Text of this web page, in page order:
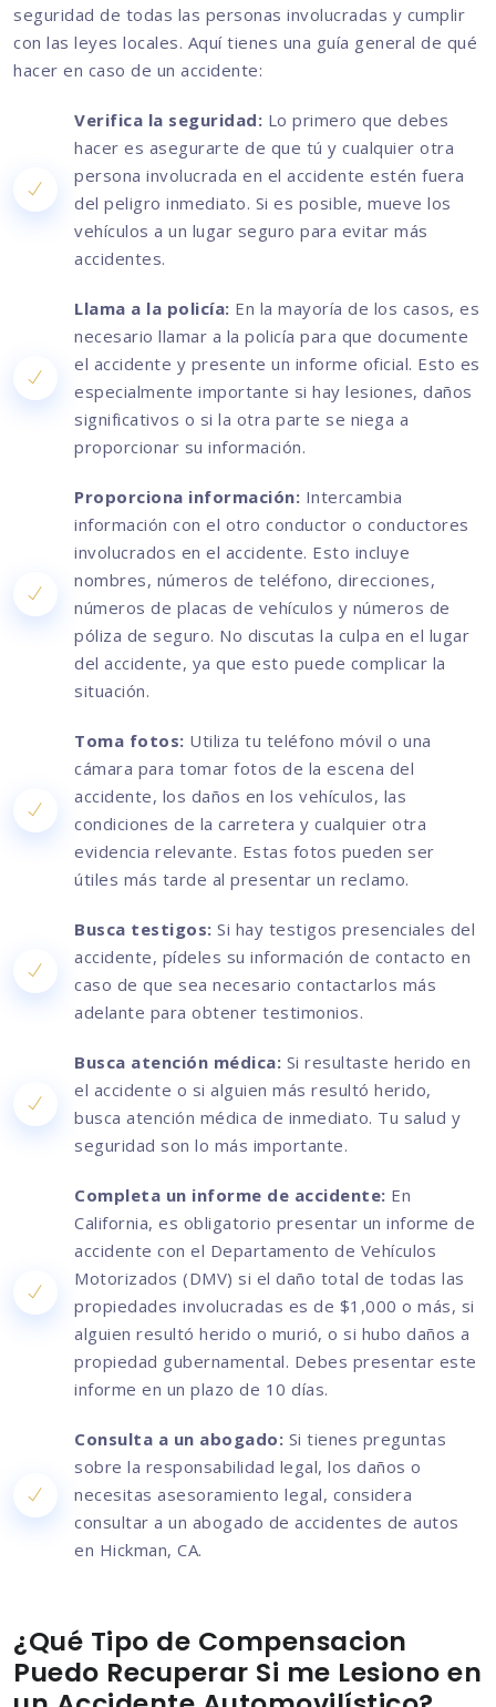
seguridad de todas las personas involucradas y cumplir
con las leyes locales. Aquí tienes una guía general de qué
hacer en caso de un accidente:
Verifica la seguridad: Lo primero que debes
hacer es asegurarte de que tú y cualquier otra
persona involucrada en el accidente estén fuera
del peligro inmediato. Si es posible, mueve los
vehículos a un lugar seguro para evitar más
accidentes.
Llama a la policía: En la mayoría de los casos, es
necesario llamar a la policía para que documente
el accidente y presente un informe oficial. Esto es
especialmente importante si hay lesiones, daños
significativos o si la otra parte se niega a
proporcionar su información.
Proporciona información: Intercambia
información con el otro conductor o conductores
involucrados en el accidente. Esto incluye
nombres, números de teléfono, direcciones,
números de placas de vehículos y números de
póliza de seguro. No discutas la culpa en el lugar
del accidente, ya que esto puede complicar la
situación.
Toma fotos: Utiliza tu teléfono móvil o una
cámara para tomar fotos de la escena del
accidente, los daños en los vehículos, las
condiciones de la carretera y cualquier otra
evidencia relevante. Estas fotos pueden ser
útiles más tarde al presentar un reclamo.
Busca testigos: Si hay testigos presenciales del
accidente, pídeles su información de contacto en
caso de que sea necesario contactarlos más
adelante para obtener testimonios.
Busca atención médica: Si resultaste herido en
el accidente o si alguien más resultó herido,
busca atención médica de inmediato. Tu salud y
seguridad son lo más importante.
Completa un informe de accidente: En
California, es obligatorio presentar un informe de
accidente con el Departamento de Vehículos
Motorizados (DMV) si el daño total de todas las
propiedades involucradas es de $1,000 o más, si
alguien resultó herido o murió, o si hubo daños a
propiedad gubernamental. Debes presentar este
informe en un plazo de 10 días.
Consulta a un abogado: Si tienes preguntas
sobre la responsabilidad legal, los daños o
necesitas asesoramiento legal, considera
consultar a un abogado de accidentes de autos
en Hickman, CA.
¿Qué Tipo de Compensacion
Puedo Recuperar Si me Lesiono en